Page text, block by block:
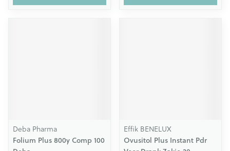
Deba Pharma
Folium Plus 800y Comp 100
Effik BENELUX
Ovusitol Plus Instant Pdr